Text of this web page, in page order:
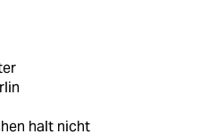
halt nicht